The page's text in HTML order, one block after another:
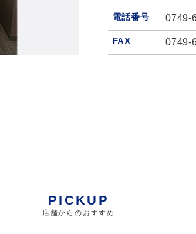
電話番号 0749-
FAX 0749-
PICKUP
店舗からのおすすめ